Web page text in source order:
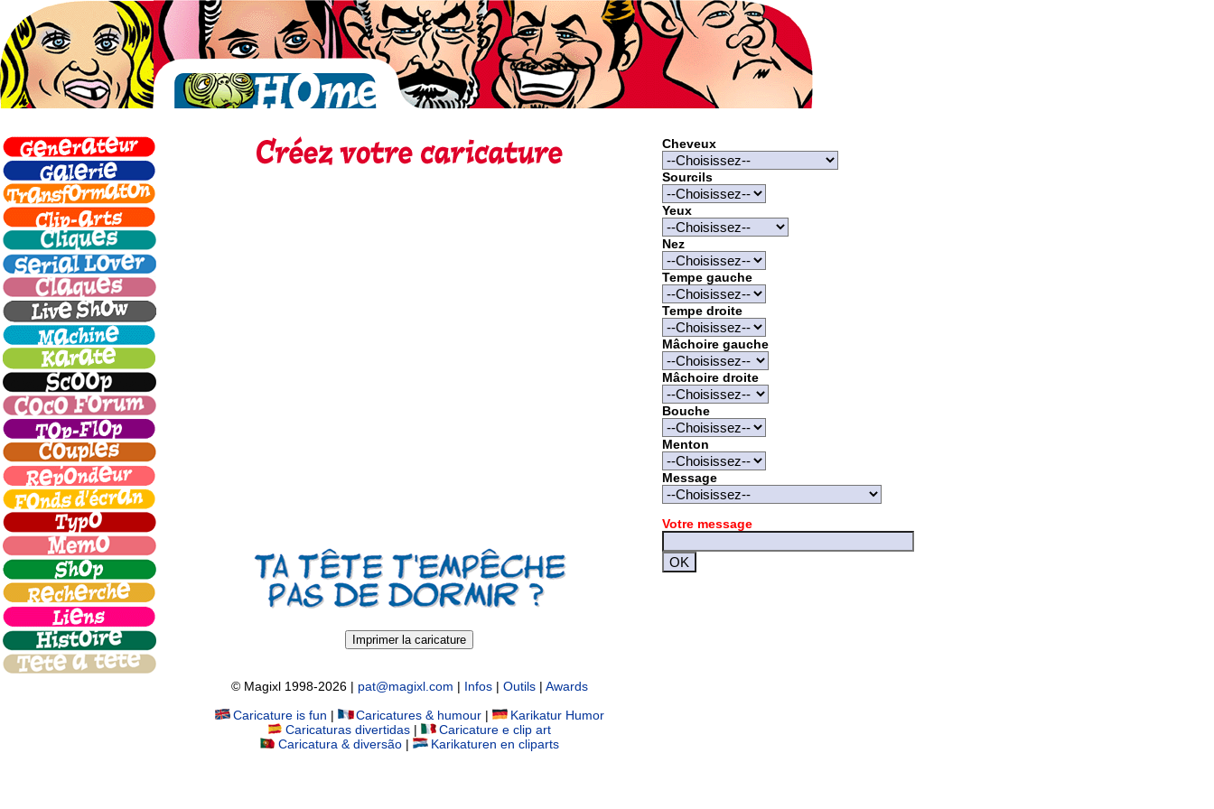
Imprimer la caricature
© Magixl 1998-2026 | pat@magixl.com | Infos | Outils | Awards
Caricature is fun | Caricatures & humour |
Karikatur Humor
Caricaturas divertidas |
Caricature e clip art
Caricatura & diversão | Karikaturen en cliparts
Cheveux
Sourcils
Yeux
Nez
Tempe gauche
Tempe droite
Mâchoire gauche
Mâchoire droite
Bouche
Menton
Message
Votre message